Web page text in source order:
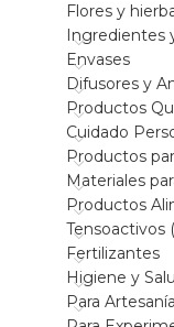
Flores y
Ingredientes
Envases
Difusores y
Productos
Cuidado
Productos
Materiales
Productos
Tensoactivos
Fertilizantes
Higiene y
Para Artesanía